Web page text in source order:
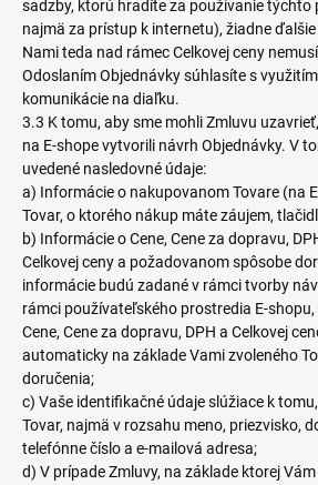
sadzby, ktorú hradíte za používanie týchto
najmä za prístup k internetu), žiadne
Nami teda nad rámec Celkovej ceny
Odoslaním Objednávky súhlasíte s
komunikácie na diaľku.
3.3 K tomu, aby sme mohli Zmluvu
na E-shope vytvorili návrh Objednávky. V
uvedené nasledovné údaje:
a) Informácie o nakupovanom Tovare (na
Tovar, o ktorého nákup máte záujem,
b) Informácie o Cene, Cene za dopravu,
Celkovej ceny a požadovanom spôsobe
informácie budú zadané v rámci tvorby
rámci používateľského prostredia E-
Cene, Cene za dopravu, DPH a Celkovej
automaticky na základe Vami zvoleného
doručenia;
c) Vaše identifikačné údaje slúžiace k
Tovar, najmä v rozsahu meno, priezvisko,
telefónne číslo a e-mailová adresa;
d) V prípade Zmluvy, na základe ktorej